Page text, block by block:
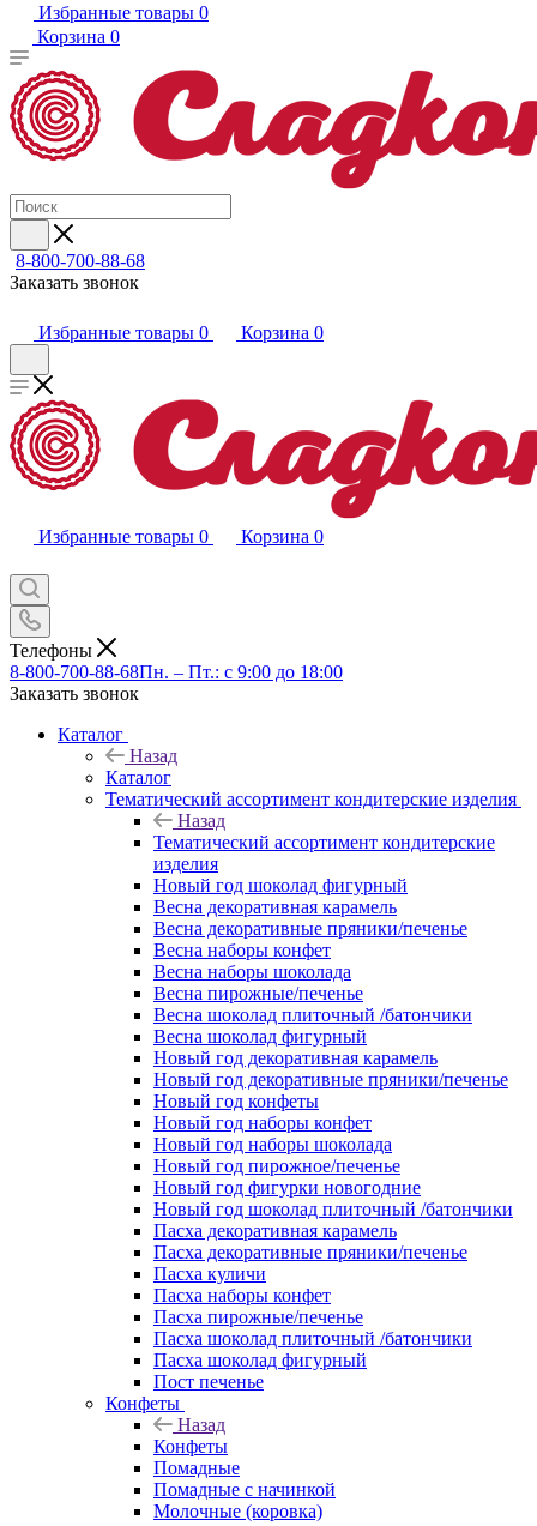
Избранные товары 0
Корзина 0
8-800-700-88-68
Заказать звонок
Избранные товары 0 Корзина 0
Избранные товары 0 Корзина 0
Телефоны
8-800-700-88-68Пн. – Пт.: с 9:00 до 18:00
Заказать звонок
Каталог
Назад
Каталог
Тематический ассортимент кондитерские изделия
Назад
Тематический ассортимент кондитерские
изделия
Новый год шоколад фигурный
Весна декоративная карамель
Весна декоративные пряники/печенье
Весна наборы конфет
Весна наборы шоколада
Весна пирожные/печенье
Весна шоколад плиточный /батончики
Весна шоколад фигурный
Новый год декоративная карамель
Новый год декоративные пряники/печенье
Новый год конфеты
Новый год наборы конфет
Новый год наборы шоколада
Новый год пирожное/печенье
Новый год фигурки новогодние
Новый год шоколад плиточный /батончики
Пасха декоративная карамель
Пасха декоративные пряники/печенье
Пасха куличи
Пасха наборы конфет
Пасха пирожные/печенье
Пасха шоколад плиточный /батончики
Пасха шоколад фигурный
Пост печенье
Конфеты
Назад
Конфеты
Помадные
Помадные с начинкой
Молочные (коровка)